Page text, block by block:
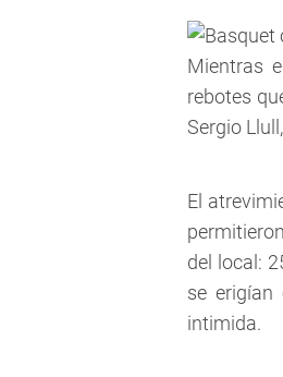
Mientras
rebotes
Sergio
El
del local:
se
intimida.